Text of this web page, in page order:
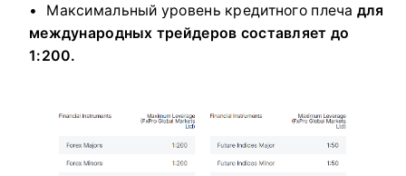
Максимальный уровень кредитного плеча для
международных трейдеров составляет до
1:200.